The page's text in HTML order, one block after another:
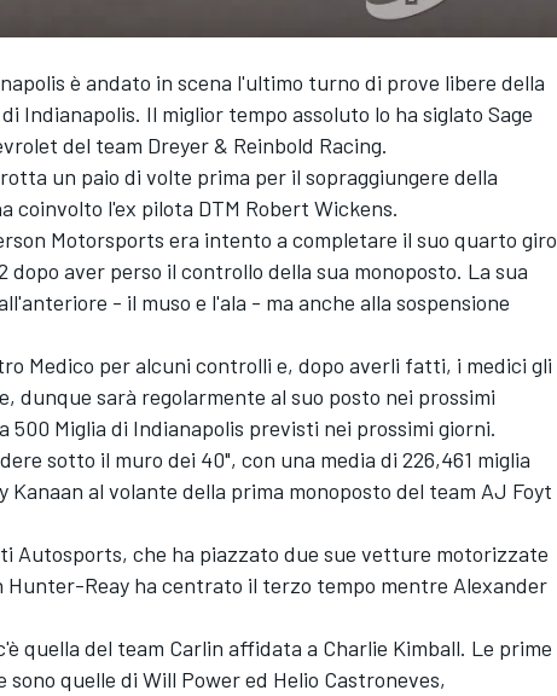
è andato in scena l'ultimo turno di prove libere della
Indianapolis. Il miglior tempo assoluto lo ha siglato Sage
del team Dreyer & Reinbold Racing.
un paio di volte prima per il sopraggiungere della
coinvolto l'ex pilota DTM Robert Wickens.
Motorsports era intento a completare il suo quarto giro
aver perso il controllo della sua monoposto. La sua
- il muso e l'ala - ma anche alla sospensione
Medico per alcuni controlli e, dopo averli fatti, i medici gli
dunque sarà regolarmente al suo posto nei prossimi
Miglia di Indianapolis previsti nei prossimi giorni.
sotto il muro dei 40", con una media di 226,461 miglia
Kanaan al volante della prima monoposto del team AJ Foyt
Autosports, che ha piazzato due sue vetture motorizzate
Hunter-Reay ha centrato il terzo tempo mentre Alexander
quella del team Carlin affidata a Charlie Kimball. Le prime
quelle di Will Power ed Helio Castroneves,